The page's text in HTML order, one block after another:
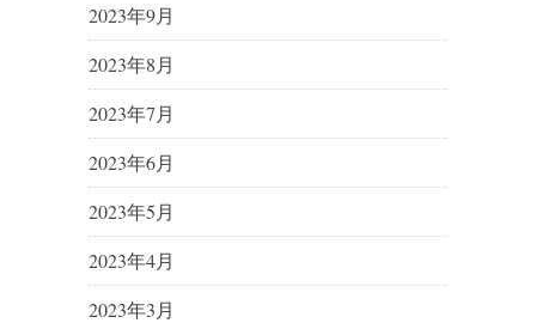
2023年9月
2023年8月
2023年7月
2023年6月
2023年5月
2023年4月
2023年3月